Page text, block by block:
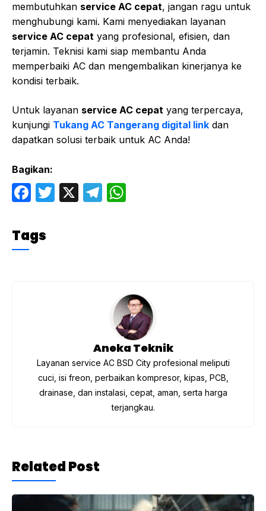
membutuhkan service AC cepat, jangan ragu untuk
menghubungi kami. Kami menyediakan layanan
service AC cepat yang profesional, efisien, dan
terjamin. Teknisi kami siap membantu Anda
memperbaiki AC dan mengembalikan kinerjanya ke
kondisi terbaik.
Untuk layanan service AC cepat yang terpercaya,
kunjungi Tukang AC Tangerang digital link dan
dapatkan solusi terbaik untuk AC Anda!
Bagikan:
F
c
e
T
X
T
p
Tags
Aneka Teknik
Layanan service AC BSD City profesional meliputi
cuci, isi freon, perbaikan kompresor, kipas, PCB,
drainase, dan instalasi, cepat, aman, serta harga
terjangkau.
Related Post